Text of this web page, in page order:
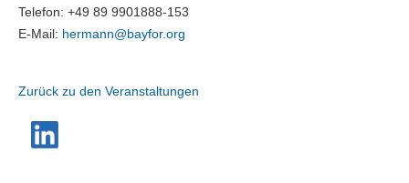
Telefon: +49 89 9901888-153
E-Mail: hermann@bayfor.org
Zurück zu den Veranstaltungen